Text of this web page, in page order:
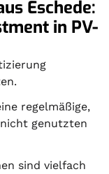
Eschede:
in PV-
regelmäßige,
genutzten
sind vielfach